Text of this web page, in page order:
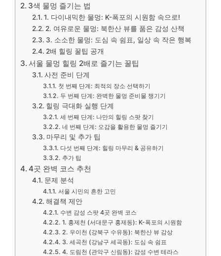
3색 물멍 즐기는 법
1. 다이내믹한 물멍: K-폭포의 시원함 속으로!
2. 여유로운 물멍: 북한산 뷰를 품은 감성 산책
3. 소소한 물멍: 도심 속 쉼표, 일상 속 작은 행복
2배 힐링 꿀팁 공개
서울 물멍 힐링 2배로 즐기는 꿀팁
사전 준비 단계
첫 번째 단계: 최적의 장소 선택하기
두 번째 단계: 완벽한 물멍 준비물 챙기기
힐링 극대화 실행 단계
세 번째 단계: 나만의 힐링 스팟 찾기
네 번째 단계: 오감을 활용한 물멍 즐기기
마무리 및 추가 팁
다섯 번째 단계: 힐링 마무리 & 공유하기
추가 팁
4곳 완벽 코스 추천
문제 분석
서울 시민의 흔한 고민
해결책 제안
수변 감성 스팟 4곳 완벽 코스
1. 홍제천 (서대문구 홍제동): K-폭포의 시원함
2. 우이천 (강북구 수유동): 북한산 뷰 감상
3. 세곡천 (강남구 세곡동): 도심 속 쉼표
4. 도림천 (관악구 신림동): 감성 수변 테라스